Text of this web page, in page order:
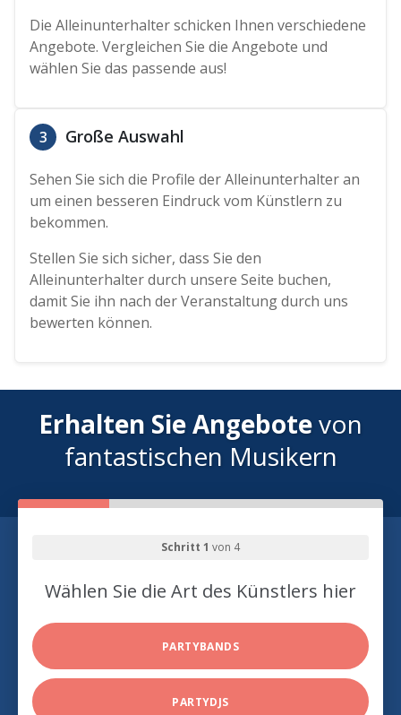
Die Alleinunterhalter schicken Ihnen verschiedene
Angebote. Vergleichen Sie die Angebote und
wählen Sie das passende aus!
3 Große Auswahl
Sehen Sie sich die Profile der Alleinunterhalter an
um einen besseren Eindruck vom Künstlern zu
bekommen.
Stellen Sie sich sicher, dass Sie den
Alleinunterhalter durch unsere Seite buchen,
damit Sie ihn nach der Veranstaltung durch uns
bewerten können.
Erhalten Sie Angebotevon
fantastischen Musikern
Schritt 1 von 4
Wählen Sie die Art des Künstlers hier
PARTYBANDS
PARTYDJS